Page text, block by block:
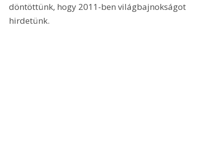
döntöttünk, hogy 2011-ben világbajnokságot
hirdetünk.